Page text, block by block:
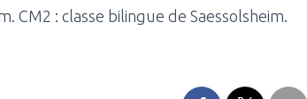
CM2 : classe bilingue de Saessolsheim.